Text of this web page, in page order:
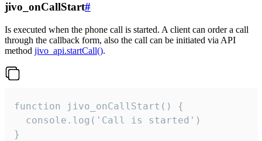
jivo_onCallStart#
Is executed when the phone call is started. A client can order a call
through the callback form, also the call can be initiated via API
method jivo_api.startCall().
function jivo_onCallStart() {
  console.log('Call is started')
}